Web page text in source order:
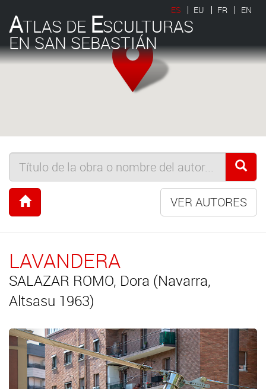
ATLAS DE ESCULTURAS
EN SAN SEBASTIÁN
ES EU FR EN
VER AUTORES
LAVANDERA
SALAZAR ROMO, Dora (Navarra,
Altsasu 1963)
Anterior